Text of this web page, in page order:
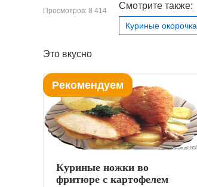
Просмотров: 8 414 Смотрите также:
Куриные окорочка
Это вкусно
Рекомендуем
Куриные ножки во
фритюре с картофелем